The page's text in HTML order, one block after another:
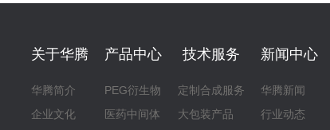
关于华腾
华腾简介
企业文化
产品中心
PEG衍生物
医药中间体
技术服务
定制合成服务
大包装产品
新闻中心
华腾新闻
行业动态